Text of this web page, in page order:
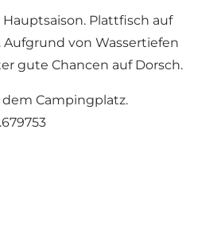
Plattfisch auf
von Wassertiefen
gute Chancen auf Dorsch.
Campingplatz.